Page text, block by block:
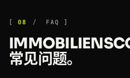
08 FAQ
常见问题。